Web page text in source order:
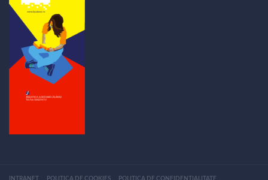
INTRANET POLITICA DE COOKIES POLITICA DE CONFIDENTIALITATE